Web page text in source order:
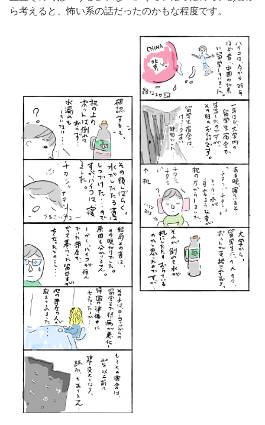
ら考えると、怖い系の話だったのかもな程度です。